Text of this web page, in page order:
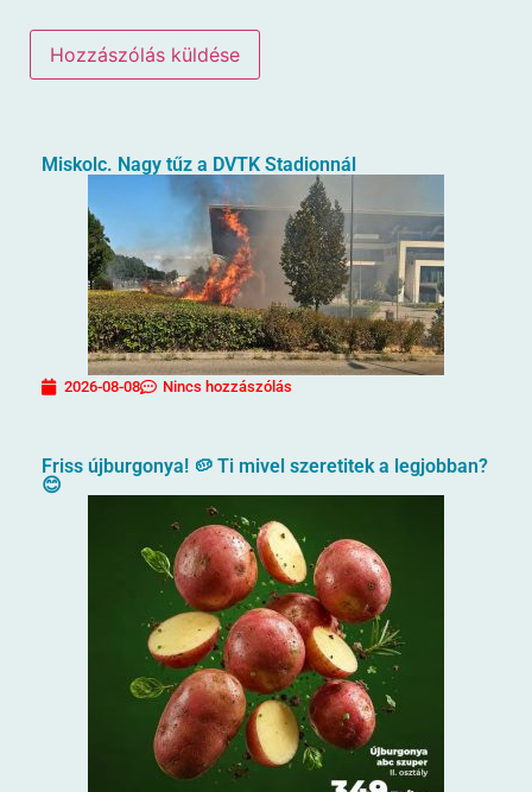
Miskolc. Nagy tűz a DVTK Stadionnál
2026-08-08 Nincs hozzászólás
Friss újburgonya! 🥔 Ti mivel szeretitek a legjobban?
😊